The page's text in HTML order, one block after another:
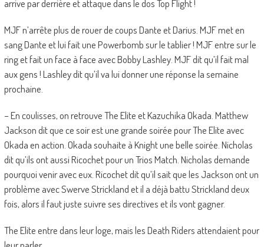
arrive par derrière et attaque dans le dos Top Flight !
MJF n’arrête plus de rouer de coups Dante et Darius. MJF met en
sang Dante et lui fait une Powerbomb sur le tablier ! MJF entre sur le
ring et fait un face à face avec Bobby Lashley. MJF dit qu’il fait mal
aux gens ! Lashley dit qu’il va lui donner une réponse la semaine
prochaine.
– En coulisses, on retrouve The Elite et Kazuchika Okada. Matthew
Jackson dit que ce soir est une grande soirée pour The Elite avec
Okada en action. Okada souhaite à Knight une belle soirée. Nicholas
dit qu’ils ont aussi Ricochet pour un Trios Match. Nicholas demande
pourquoi venir avec eux. Ricochet dit qu’il sait que les Jackson ont un
problème avec Swerve Strickland et il a déjà battu Strickland deux
fois, alors il faut juste suivre ses directives et ils vont gagner.
The Elite entre dans leur loge, mais les Death Riders attendaient pour